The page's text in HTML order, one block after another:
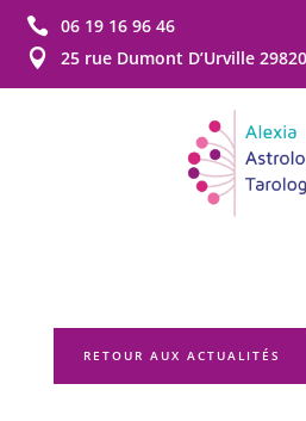
 06 19 16 96 46

25 rue Dumont D’Urville
RETOUR AUX ACTUALITÉS